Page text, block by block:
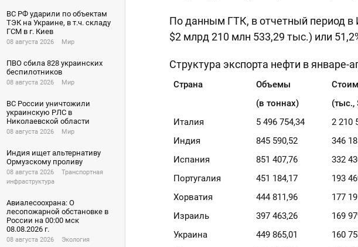
ВС РФ ударили по объектам
ТЭК на Украине, в т.ч. складу
ГСМ в г. Киев
08 августа 2026 Мир
ПВО сбила 828 украинских
беспилотников
08 августа 2026 Мир
ВС России уничтожили
украинскую РЛС в
Николаевской области
08 августа 2026 Мир
Индия ищет альтернативу
Ормузскому проливу
08 августа 2026
Транспортная
инфраструктура
Авиалесоохрана: О
лесопожарной обстановке в
России на 00:00 мск
08.08.2026 г.
08 августа 2026 Экология
По данным ГТК, в отчетный период в
$2 млрд 210 млн 533,29 тыс.) или
Структура экспорта нефти в январе-
Страна
Объемы
(в тоннах)
(тыс.,
Италия
5 496 754,34
2 210
Индия
845 590,52
346
Испания
851 407,76
332
Португалия
451 184,17
193
Хорватия
444 811,96
177
Израиль
397 463,26
169
Украина
449 865,01
160